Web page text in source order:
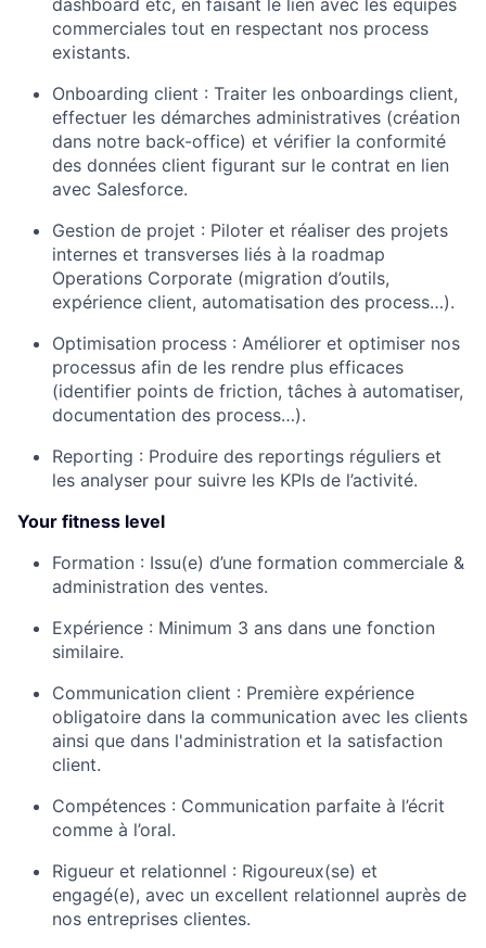
dashboard etc, en faisant le lien avec les équipes
commerciales tout en respectant nos process
existants.
Onboarding client : Traiter les onboardings client,
effectuer les démarches administratives (création
dans notre back-office) et vérifier la conformité
des données client figurant sur le contrat en lien
avec Salesforce.
Gestion de projet : Piloter et réaliser des projets
internes et transverses liés à la roadmap
Operations Corporate (migration d’outils,
expérience client, automatisation des process…).
Optimisation process : Améliorer et optimiser nos
processus afin de les rendre plus efficaces
(identifier points de friction, tâches à automatiser,
documentation des process…).
Reporting : Produire des reportings réguliers et
les analyser pour suivre les KPIs de l’activité.
Your fitness level
Formation : Issu(e) d’une formation commerciale &
administration des ventes.
Expérience : Minimum 3 ans dans une fonction
similaire.
Communication client : Première expérience
obligatoire dans la communication avec les clients
ainsi que dans l'administration et la satisfaction
client.
Compétences : Communication parfaite à l’écrit
comme à l’oral.
Rigueur et relationnel : Rigoureux(se) et
engagé(e), avec un excellent relationnel auprès de
nos entreprises clientes.